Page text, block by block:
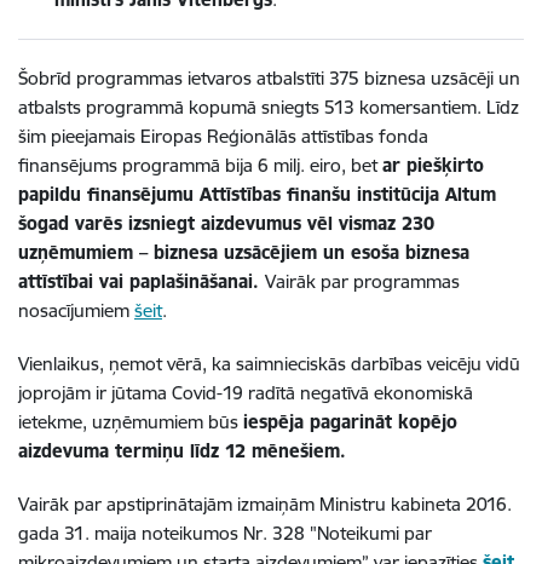
Šobrīd programmas ietvaros atbalstīti 375 biznesa uzsācēji un
atbalsts programmā kopumā sniegts 513 komersantiem. Līdz
šim pieejamais Eiropas Reģionālās attīstības fonda
finansējums programmā bija 6 milj. eiro, betar piešķirto
papildu finansējumu Attīstības finanšu institūcija Altum
šogad varēs izsniegt aizdevumus vēl vismaz 230
uzņēmumiem – biznesa uzsācējiem un esoša biznesa
attīstībai vai paplašināšanai. Vairāk par programmas
nosacījumiem šeit.
Vienlaikus, ņemot vērā, ka saimnieciskās darbības veicēju vidū
joprojām ir jūtama Covid-19 radītā negatīvā ekonomiskā
ietekme, uzņēmumiem būs iespēja pagarināt kopējo
aizdevuma termiņu līdz 12 mēnešiem.
Vairāk par apstiprinātajām izmaiņām Ministru kabineta 2016.
gada 31. maija noteikumos Nr. 328 "Noteikumi par